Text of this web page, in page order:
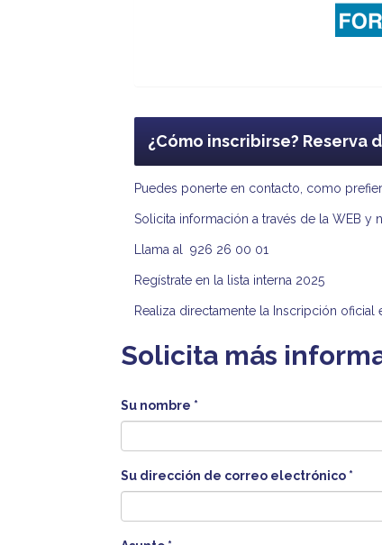
¿Cómo inscribirse? Reserva
Puedes ponerte en contacto, como
Solicita información a través de la WEB
Llama al 926 26 00 01
Regístrate en la lista interna 2025
Realiza directamente la Inscripción
Solicita más
Su nombre *
Su dirección de correo electrónico *